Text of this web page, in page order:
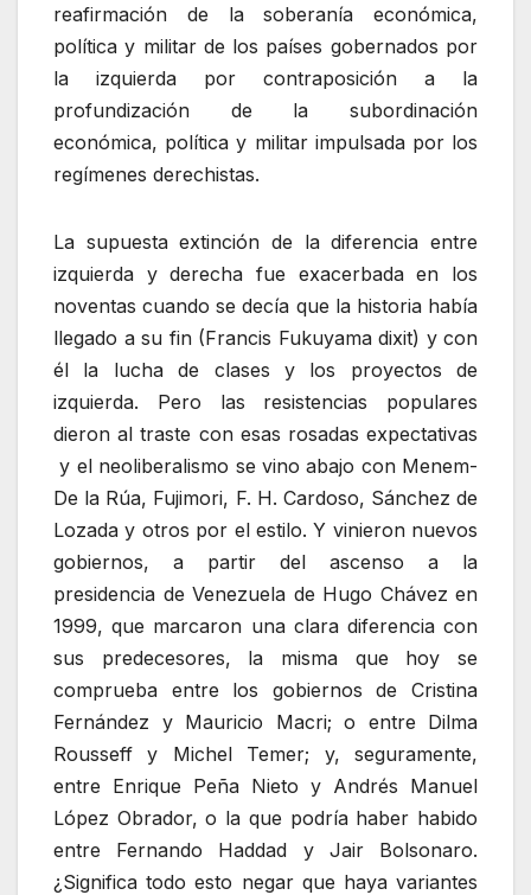
reafirmación de la soberanía económica,
política y militar de los países gobernados por
la izquierda por contraposición a la
profundización de la subordinación
económica, política y militar impulsada por los
regímenes derechistas.
La supuesta extinción de la diferencia entre
izquierda y derecha fue exacerbada en los
noventas cuando se decía que la historia había
llegado a su fin (Francis Fukuyama dixit) y con
él la lucha de clases y los proyectos de
izquierda. Pero las resistencias populares
dieron al traste con esas rosadas expectativas
y el neoliberalismo se vino abajo con Menem-
De la Rúa, Fujimori, F. H. Cardoso, Sánchez de
Lozada y otros por el estilo. Y vinieron nuevos
gobiernos, a partir del ascenso a la
presidencia de Venezuela de Hugo Chávez en
1999, que marcaron una clara diferencia con
sus predecesores, la misma que hoy se
comprueba entre los gobiernos de Cristina
Fernández y Mauricio Macri; o entre Dilma
Rousseff y Michel Temer; y, seguramente,
entre Enrique Peña Nieto y Andrés Manuel
López Obrador, o la que podría haber habido
entre Fernando Haddad y Jair Bolsonaro.
¿Significa todo esto negar que haya variantes